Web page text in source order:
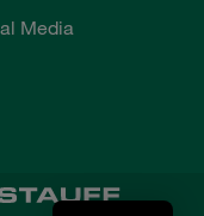
Media